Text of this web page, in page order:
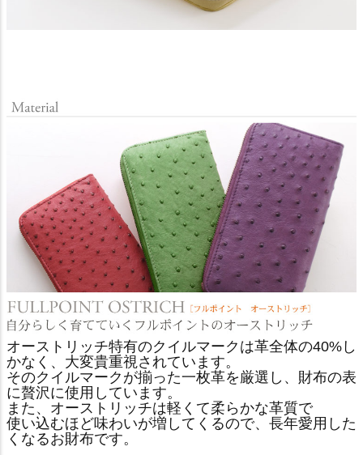
オーストリッチ特有のクイルマークは革全体の40%し
かなく、大変貴重視されています。
そのクイルマークが揃った一枚革を厳選し、財布の表
に贅沢に使用しています。
また、オーストリッチは軽くて柔らかな革質で
使い込むほど味わいが増してくるので、長年愛用した
くなるお財布です。